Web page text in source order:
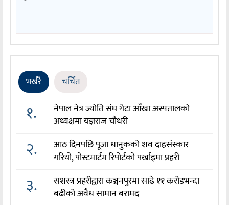
भर्खरै चर्चित
१.
नेपाल नेत्र ज्योति संघ गेटा आँखा अस्पतालको
अध्यक्षमा यज्ञराज चौधरी
२.
आठ दिनपछि पूजा धानुकको शव दाहसंस्कार
गरियो, पोस्टमार्टम रिपोर्टको पर्खाइमा प्रहरी
३.
सशस्त्र प्रहरीद्वारा कञ्चनपुरमा साढे ११ करोडभन्दा
बढीको अवैध सामान बरामद